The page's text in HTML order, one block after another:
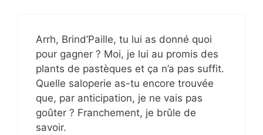
Arrh, Brind’Paille, tu lui as donné quoi
pour gagner ? Moi, je lui au promis des
plants de pastèques et ça n’a pas suffit.
Quelle saloperie as-tu encore trouvée
que, par anticipation, je ne vais pas
goûter ? Franchement, je brûle de
savoir.